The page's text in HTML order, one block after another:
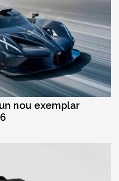
nou exemplar